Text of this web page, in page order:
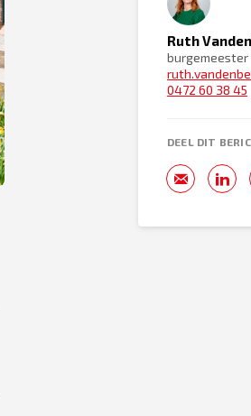
Ruth
burgemeester
0472 60 38 45
DEEL DIT